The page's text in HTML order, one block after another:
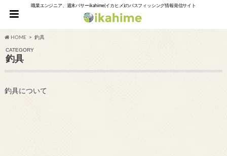
職業エンジニア、週末バサーikahime(イカヒメ)のバスフィッシング情報発信サイト
HOME 釣具
CATEGORY
釣具
釣具について